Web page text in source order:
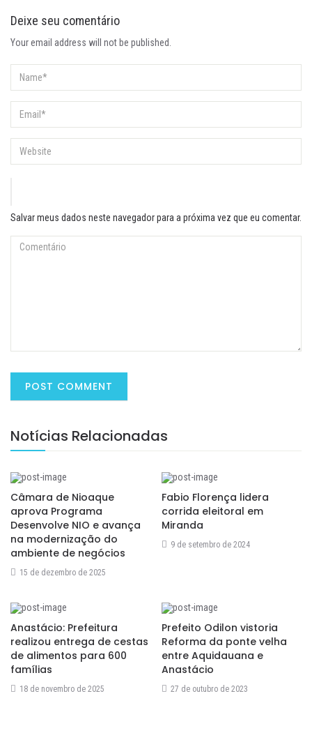
Deixe seu comentário
Your email address will not be published.
Salvar meus dados neste navegador para a próxima vez que eu comentar.
Notícias Relacionadas
Câmara de Nioaque
aprova Programa
Desenvolve NIO e avança
na modernização do
ambiente de negócios
15 de dezembro de 2025
Fabio Florença lidera
corrida eleitoral em
Miranda
9 de setembro de 2024
Anastácio: Prefeitura
realizou entrega de cestas
de alimentos para 600
famílias
18 de novembro de 2025
Prefeito Odilon vistoria
Reforma da ponte velha
entre Aquidauana e
Anastácio
27 de outubro de 2023